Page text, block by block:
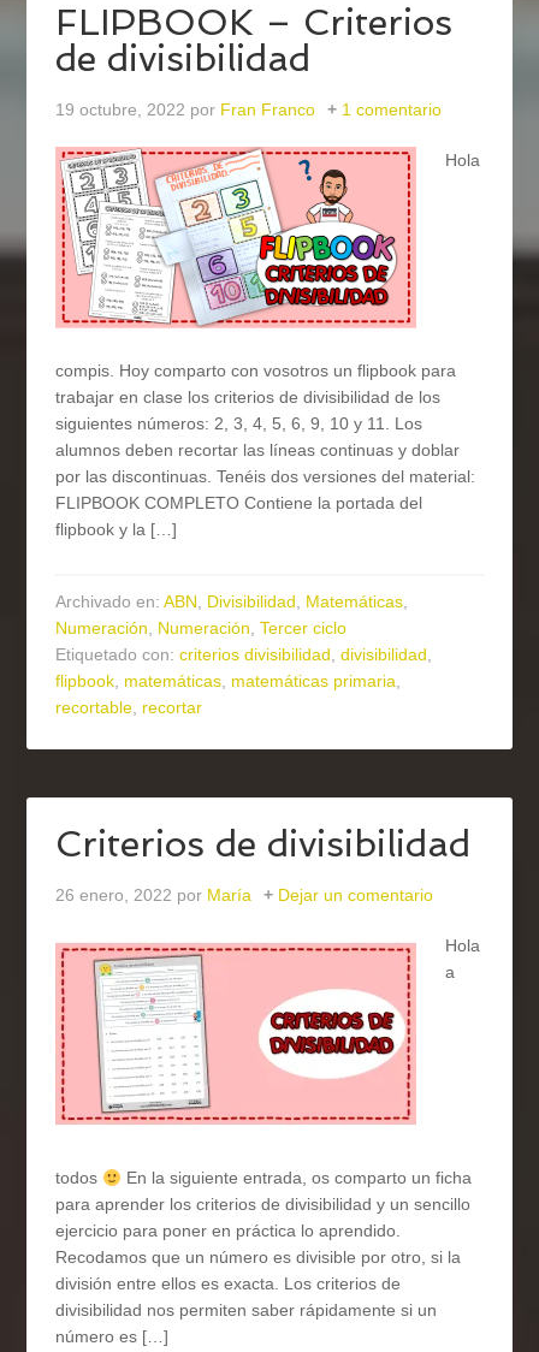
FLIPBOOK – Criterios
de divisibilidad
19 octubre, 2022 por Fran Franco 1 comentario
Hola
compis. Hoy comparto con vosotros un flipbook para
trabajar en clase los criterios de divisibilidad de los
siguientes números: 2, 3, 4, 5, 6, 9, 10 y 11. Los
alumnos deben recortar las líneas continuas y doblar
por las discontinuas. Tenéis dos versiones del material:
FLIPBOOK COMPLETO Contiene la portada del
flipbook y la […]
Archivado en:ABN, Divisibilidad, Matemáticas,
Numeración, Numeración,Tercer ciclo
Etiquetado con:criterios divisibilidad,divisibilidad,
flipbook, matemáticas, matemáticas primaria,
recortable, recortar
Criterios de divisibilidad
26 enero, 2022 por María Dejar un comentario
Hola
a
todos
En la siguiente entrada, os comparto un ficha
para aprender los criterios de divisibilidad y un sencillo
ejercicio para poner en práctica lo aprendido.
Recodamos que un número es divisible por otro, si la
división entre ellos es exacta. Los criterios de
divisibilidad nos permiten saber rápidamente si un
número es […]